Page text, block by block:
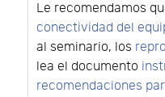
Le recomendamos
conectividad del
al seminario, los
lea el documento
recomendaciones